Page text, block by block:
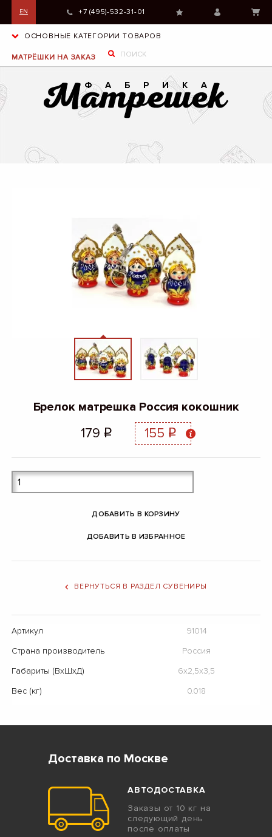
EN +7 (495)-532-31-01
ОСНОВНЫЕ КАТЕГОРИИ ТОВАРОВ
МАТРЁШКИ НА ЗАКАЗ
Брелок матрешка Россия кокошник
179 q 155 q
ДОБАВИТЬ В КОРЗИНУ
ДОБАВИТЬ В ИЗБРАННОЕ
ВЕРНУТЬСЯ В РАЗДЕЛ СУВЕНИРЫ
Артикул
91014
Страна производитель
Россия
Габариты (ВхШхД)
6х2,5х3,5
Вес (кг)
0.018
Доставка по Москве
АВТОДОСТАВКА
Заказы от 10 кг на
следующий день
после оплаты